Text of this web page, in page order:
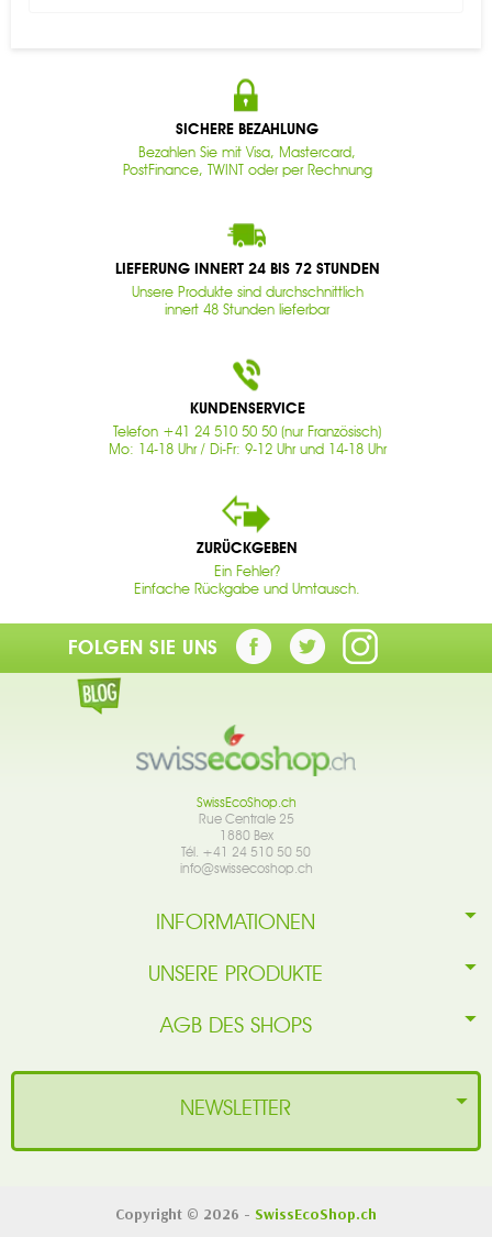
SICHERE BEZAHLUNG
Bezahlen Sie mit Visa, Mastercard,
PostFinance, TWINT oder per Rechnung
LIEFERUNG INNERT 24 BIS 72 STUNDEN
Unsere Produkte sind durchschnittlich
innert 48 Stunden lieferbar
KUNDENSERVICE
Telefon +41 24 510 50 50 (nur Französisch)
Mo: 14-18 Uhr / Di-Fr: 9-12 Uhr und 14-18 Uhr
ZURÜCKGEBEN
Ein Fehler?
Einfache Rückgabe und Umtausch.
FOLGEN SIE UNS
SwissEcoShop.ch
Rue Centrale 25
1880 Bex
Tél. +41 24 510 50 50
info@swissecoshop.ch
INFORMATIONEN
UNSERE PRODUKTE
AGB DES SHOPS
NEWSLETTER
Copyright © 2026 - SwissEcoShop.ch